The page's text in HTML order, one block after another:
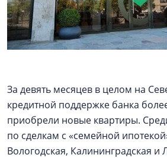
За девять месяцев в целом на
кредитной поддержке банка
приобрели новые квартиры.
по сделкам с «семейной
Вологодская, Калининградская и